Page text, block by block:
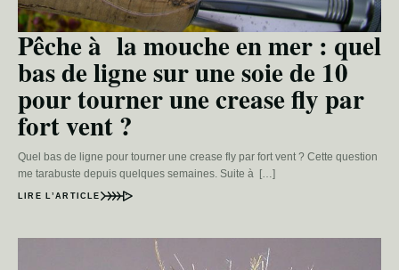
Pêche à la mouche en mer : quel
bas de ligne sur une soie de 10
pour tourner une crease fly par
fort vent ?
Quel bas de ligne pour tourner une crease fly par fort vent ? Cette question
me tarabuste depuis quelques semaines. Suite à […]
LIRE L’ARTICLE